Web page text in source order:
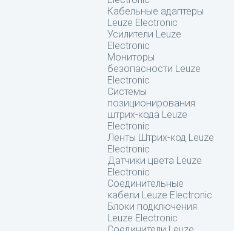
Кабельные адаптеры
Leuze Electronic
Усилители Leuze
Electronic
Мониторы
безопасности Leuze
Electronic
Системы
позиционирования
штрих-кода Leuze
Electronic
Ленты Штрих-код Leuze
Electronic
Датчики цвета Leuze
Electronic
Соединительные
кабели Leuze Electronic
Блоки подключения
Leuze Electronic